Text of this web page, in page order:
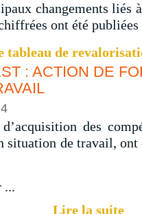
changements liés
ont été publiées
tableau de
: ACTION DE
des
situation de travail,
...
Lire la suite